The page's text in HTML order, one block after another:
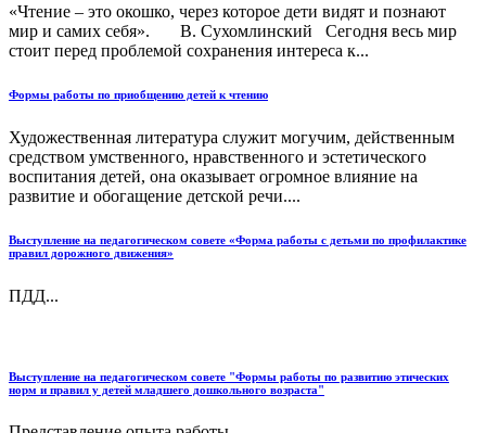
«Чтение – это окошко, через которое дети видят и познают
мир и самих себя». В. Сухомлинский Сегодня весь мир
стоит перед проблемой сохранения интереса к...
Формы работы по приобщению детей к чтению
Художественная литература служит могучим, действенным
средством умственного, нравственного и эстетического
воспитания детей, она оказывает огромное влияние на
развитие и обогащение детской речи....
Выступление на педагогическом совете «Форма работы с детьми по профилактике
правил дорожного движения»
ПДД...
Выступление на педагогическом совете "Формы работы по развитию этических
норм и правил у детей младшего дошкольного возраста"